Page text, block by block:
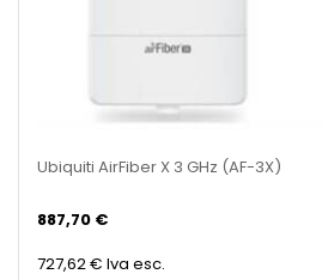
Ubiquiti AirFiber X 3 GHz (AF-3X)
887,70 €
727,62 € Iva esc.